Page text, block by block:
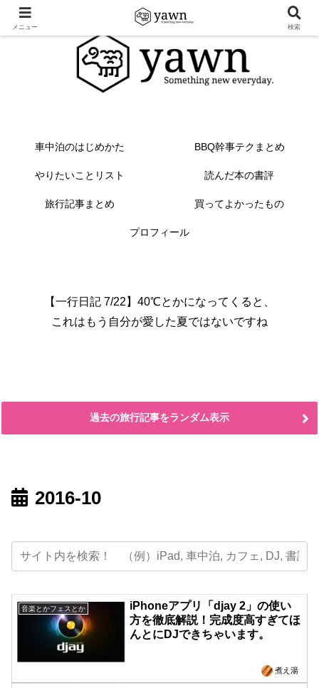
車中泊のはじめかた BBQ幹事テクまとめ
やりたいことリスト 読んだ本の書評
旅行記事まとめ 買ってよかったもの
プロフィール
【一行日記 7/22】40℃とかになってくると、
これはもう自分が愛した夏ではないですね
過去の旅行記事をランダム表示
2016-10
音楽とかフェスとか
iPhoneアプリ「djay 2」の使い
方を徹底解説！完成度高すぎてほ
んとにDJできちゃいます。
煮え湯
メニュー 検索